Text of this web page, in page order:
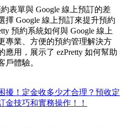
表單與 Google 線上預訂的差
擇 Google 線上預訂來提升預約
預約系統如何與 Google 線上
專業、方便的預約管理解決方
用，展示了 ezPretty 如何幫助
戶體驗。